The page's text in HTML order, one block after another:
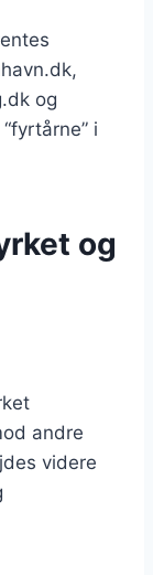
og
i
og
andre
videre